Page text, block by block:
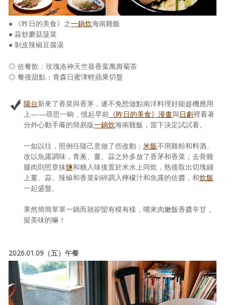
● 《昨日的美食》之一鍋炊海南雞飯
● 蒜炒蘑菇菠菜
● 剝皮辣椒豆腐湯
◎ 佐餐飲：玫瑰洛神天竺葵香葉萬壽菊茶
◎ 餐後甜點：青森日蜜津輕蘋果切盤
陽台新來了香菜與香茅，遂不免想做點南洋料理好能趁機應用
上——尋思一晌，憶起早前 《昨日的美食》漫畫與日劇裡看著
分外心動手癢的簡易版一鍋炊海南雞飯，當下決定試試看。
一如以往，照例任隨己意做了些改動： 米飯不用雞粉和料酒、
改以魚露調味，青蔥、薑、蒜之外多放了香茅和香菜；去骨雞
腿肉則照章抹鹽和糖入味後置於米水上同炊，熟後取出切塊鋪
上薑、蒜、辣椒和香菜剁碎調入檸檬汁和魚露的佐醬，和炊飯
一起盛盤。
果然簡簡單單一鍋而就卻蠻有模有樣，嚐來肉嫩飯香醬辛甘，
挺美味的嘛！
2026.01.09（五）午餐